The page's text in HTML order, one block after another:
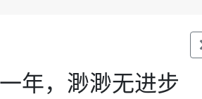
年，渺渺无进步